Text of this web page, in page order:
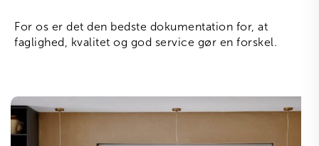
For os er det den bedste dokumentation for, at
faglighed, kvalitet og god service gør en forskel.